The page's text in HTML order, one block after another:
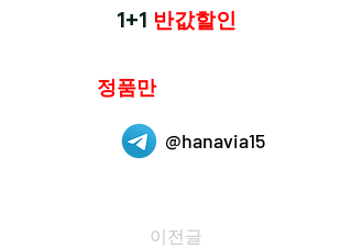
1+1 반값할인
정품만
@hanavia15
이전글